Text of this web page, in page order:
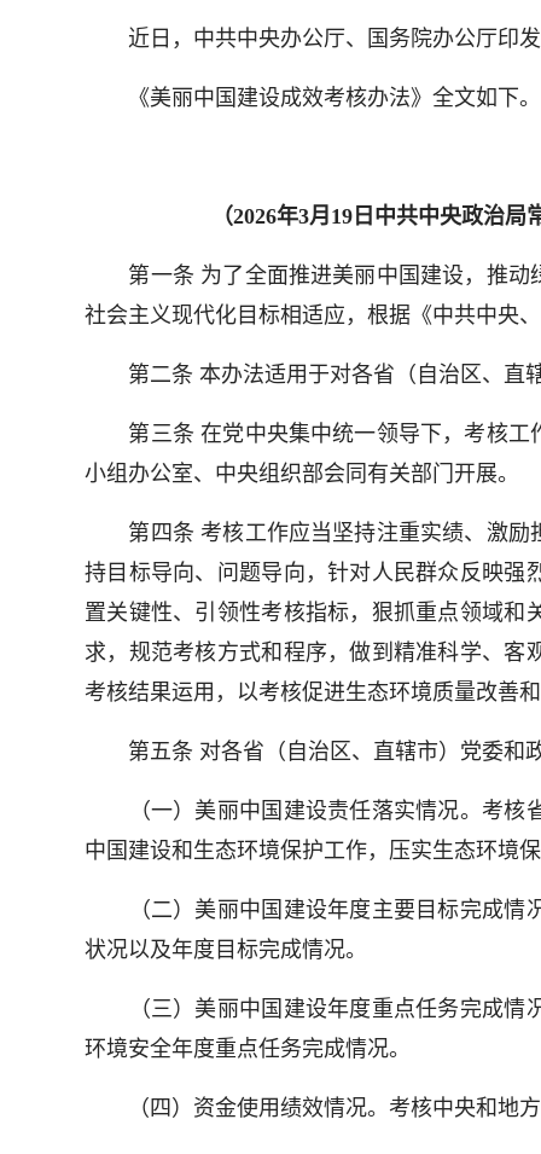
近日，中共中央办公厅、国务院办公厅印发
《美丽中国建设成效考核办法》全文如下。
（2026年3月19日中共中央政治
第一条 为了全面推进美丽中国建设，推动
社会主义现代化目标相适应，根据《中共中央
第二条 本办法适用于对各省（自治区、直
第三条 在党中央集中统一领导下，考核工
小组办公室、中央组织部会同有关部门开展。
第四条 考核工作应当坚持注重实绩、激励
持目标导向、问题导向，针对人民群众反映强
置关键性、引领性考核指标，狠抓重点领域
求，规范考核方式和程序，做到精准科学、
考核结果运用，以考核促进生态环境质量改善
第五条 对各省（自治区、直辖市）党委和
（一）美丽中国建设责任落实情况。考核
中国建设和生态环境保护工作，压实生态环境
（二）美丽中国建设年度主要目标完成情
状况以及年度目标完成情况。
（三）美丽中国建设年度重点任务完成情
环境安全年度重点任务完成情况。
（四）资金使用绩效情况。考核中央和地方